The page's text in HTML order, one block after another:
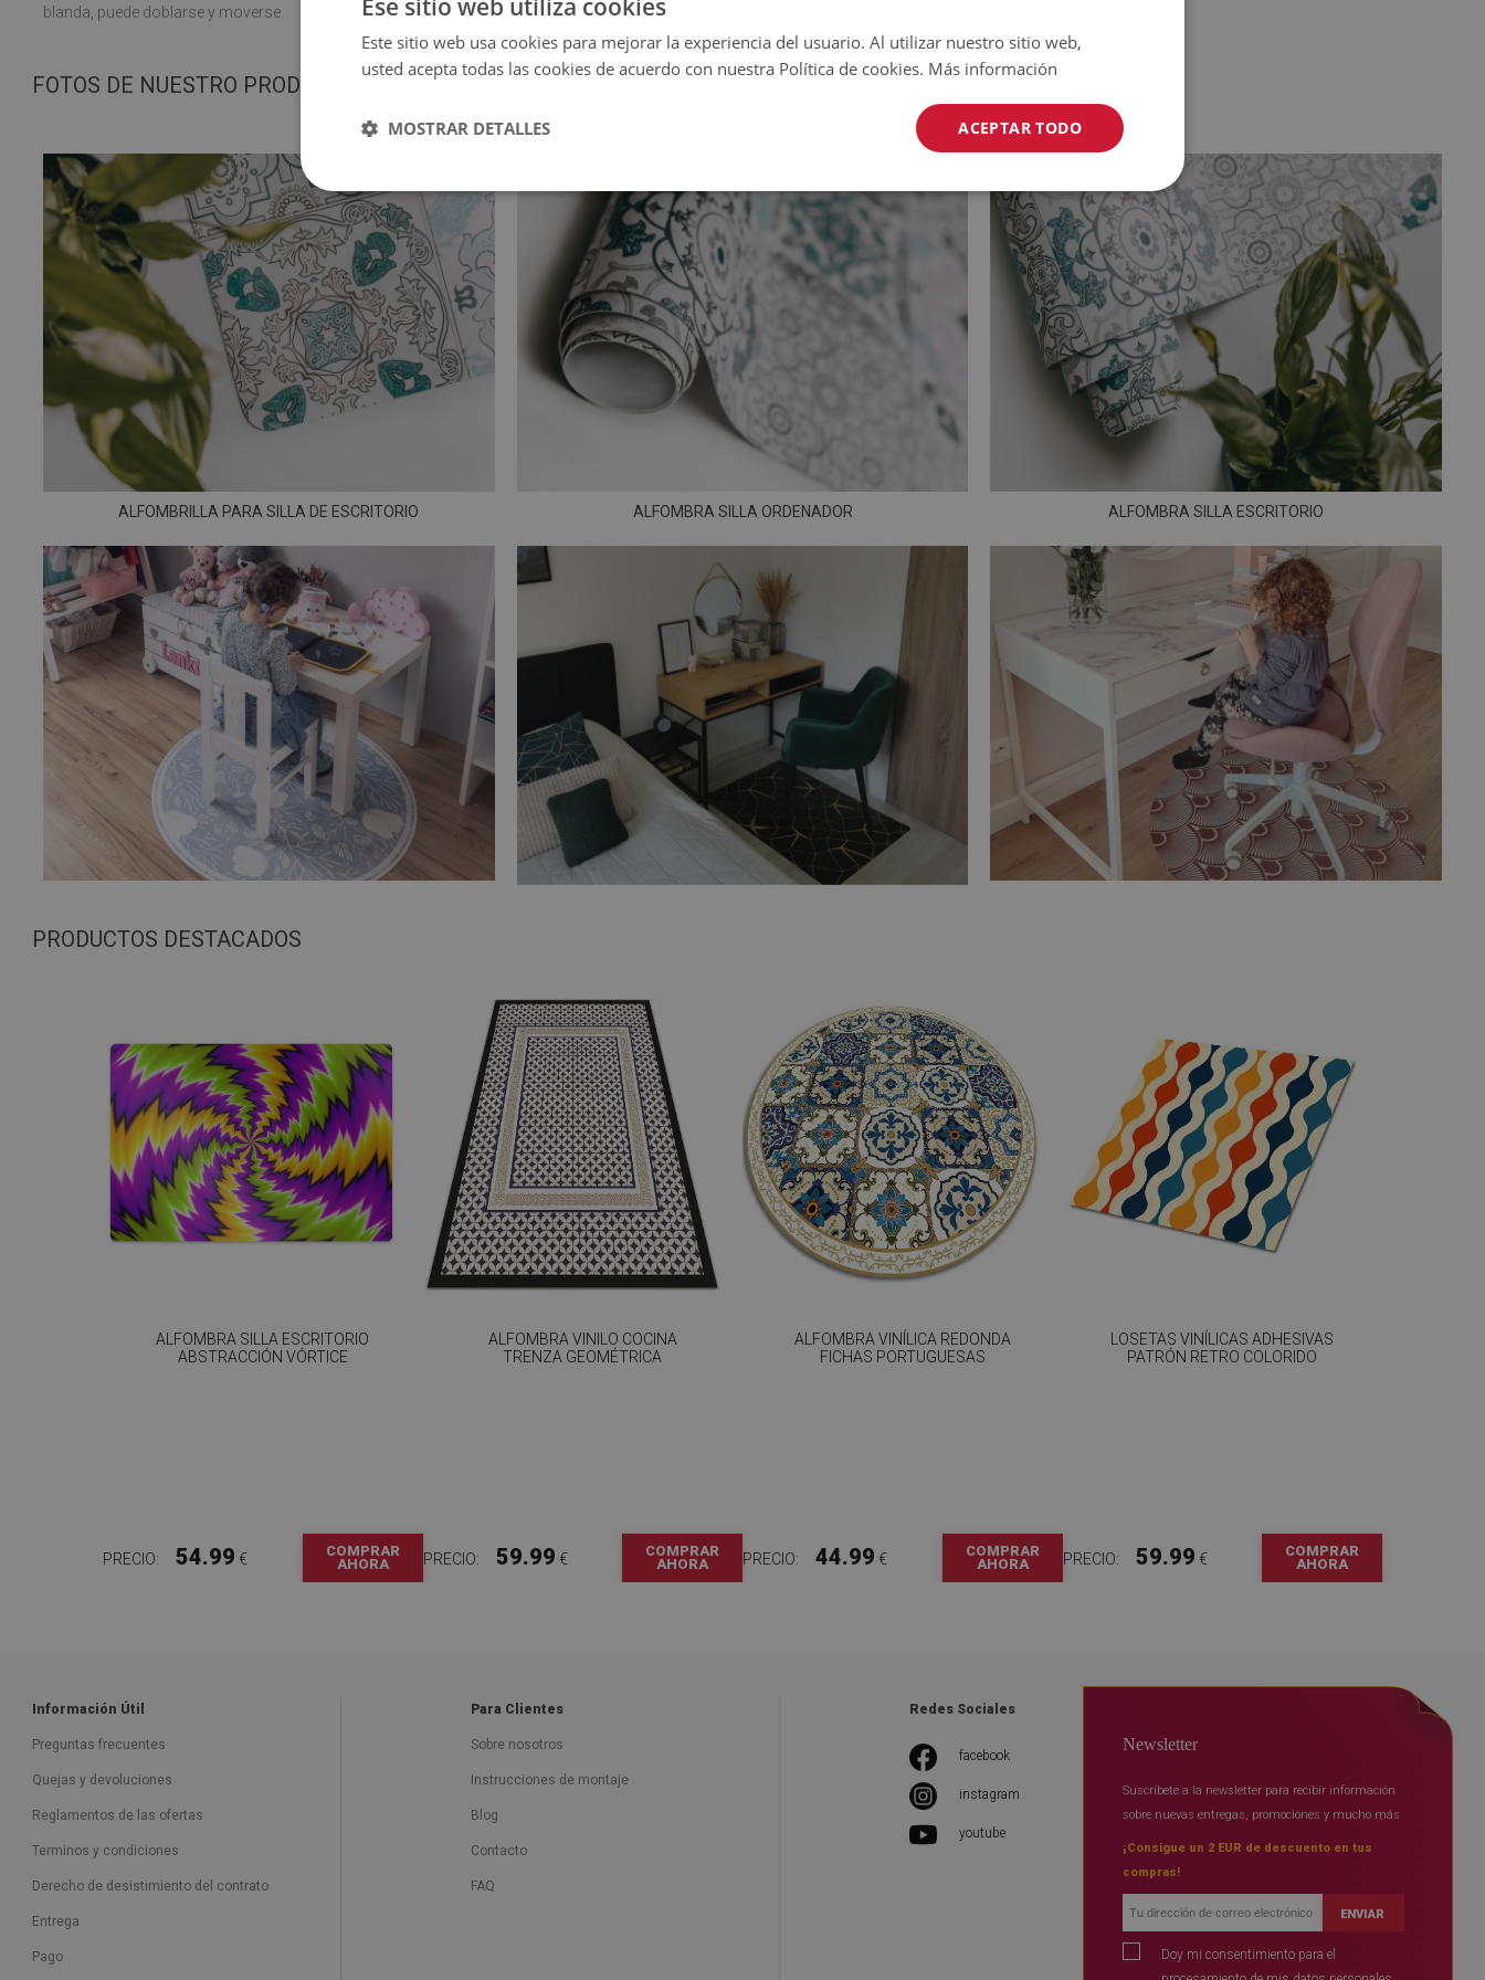
blanda, puede doblarse y moverse.
FOTOS DE NUESTRO PRODUCTO
ALFOMBRILLA PARA SILLA DE ESCRITORIO ALFOMBRA SILLA ORDENADOR ALFOMBRA SILLA ESCRITORIO
PRODUCTOS DESTACADOS
ALFOMBRA SILLA ESCRITORIO
ABSTRACCIÓN VÓRTICE
PRECIO: 54.99 €
COMPRAR
AHORA
ALFOMBRA VINILO COCINA
TRENZA GEOMÉTRICA
PRECIO: 59.99 €
COMPRAR
AHORA
ALFOMBRA VINÍLICA REDONDA
FICHAS PORTUGUESAS
PRECIO: 44.99 €
COMPRAR
AHORA
LOSETAS VINÍLICAS ADHESIVAS
PATRÓN RETRO COLORIDO
PRECIO: 59.99 €
COMPRAR
AHORA
Información Útil
Preguntas frecuentes
Quejas y devoluciones
Reglamentos de las ofertas
Terminos y condiciones
Derecho de desistimiento del contrato
Entrega
Pago
Para Clientes
Sobre nosotros
Instrucciones de montaje
Blog
Contacto
FAQ
Redes Sociales
facebook
instagram
youtube
Newsletter
Suscríbete a la newsletter para recibir información
sobre nuevas entregas, promociones y mucho más
¡Consigue un 2 EUR de descuento en tus
compras!
ENVIAR
Doy mi consentimiento para el
Este sitio web usa cookies para mejorar la experiencia del usuario. Al utilizar nuestro sitio web,
usted acepta todas las cookies de acuerdo con nuestra Política de cookies. Más información
ACEPTAR TODO
MOSTRAR DETALLES